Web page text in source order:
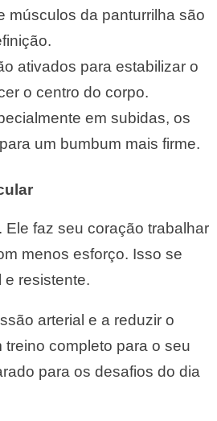
músculos da panturrilha são
ativados para estabilizar o
o centro do corpo.
em subidas, os
um bumbum mais firme.
faz seu coração trabalhar
menos esforço. Isso se
resistente.
arterial e a reduzir o
completo para o seu
para os desafios do dia